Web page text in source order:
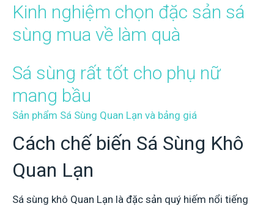
Kinh nghiệm chọn đặc sản sá
sùng mua về làm quà
Sá sùng rất tốt cho phụ nữ
mang bầu
Sản phẩm Sá Sùng Quan Lạn và bảng giá
Cách chế biến Sá Sùng Khô
Quan Lạn
Sá sùng khô Quan Lạn là đặc sản quý hiếm nổi tiếng